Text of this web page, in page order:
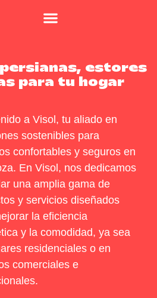
estores
para tu hogar
a Visol, tu aliado en
sostenibles para
confortables y seguros en
En Visol, nos dedicamos
una amplia gama de
y servicios diseñados
la eficiencia
y la comodidad, ya sea
residenciales o en
comerciales e
.